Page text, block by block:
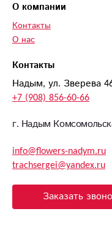
Контакты
Надым, ул. Зверева
+7 (908) 856-60-66
г. Надым
info@flowers-nadym.ru
trachsergei@yandex.ru
Заказать
О компании
Контакты
О нас